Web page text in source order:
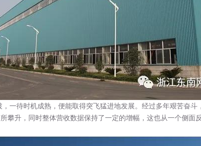
待时机成熟，便能取得突飞猛进地发展。经过多年艰苦奋斗
升，同时整体营收数据保持了一定的增幅，这也从一个侧面